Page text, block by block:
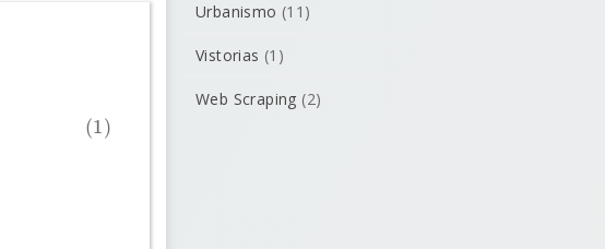
Urbanismo (11)
Vistorias (1)
Web Scraping (2)